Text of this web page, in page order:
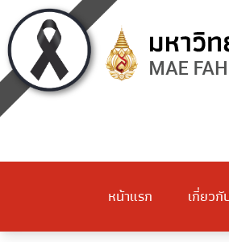
หน้าแรก เกี่ยว